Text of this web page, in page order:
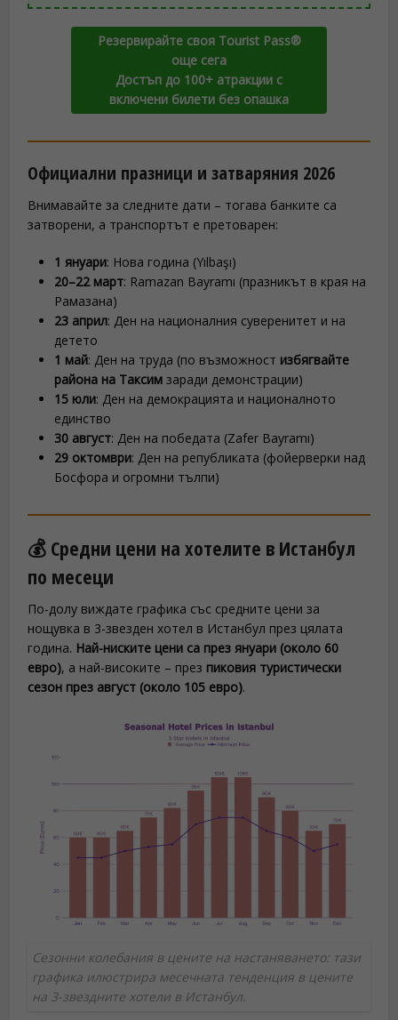
Резервирайте своя Tourist Pass®
още сега
Достъп до 100+ атракции с
включени билети без опашка
Официални празници и затваряния 2026
Внимавайте за следните дати – тогава банките са
затворени, а транспортът е претоварен:
1 януари: Нова година (Yılbaşı)
20–22 март: Ramazan Bayramı (празникът в края на
Рамазана)
23 април: Ден на националния суверенитет и на
детето
1 май: Ден на труда (по възможност избягвайте
района на Таксим заради демонстрации)
15 юли: Ден на демокрацията и националното
единство
30 август: Ден на победата (Zafer Bayramı)
29 октомври: Ден на републиката (фойерверки над
Босфора и огромни тълпи)
💰 Средни цени на хотелите в Истанбул
по месеци
По-долу виждате графика със средните цени за
нощувка в 3-звезден хотел в Истанбул през цялата
година. Най-ниските цени са през януари (около 60
евро), а най-високите – през пиковия туристически
сезон през август (около 105 евро).
Сезонни колебания в цените на настаняването: тази
графика илюстрира месечната тенденция в цените
на 3-звездните хотели в Истанбул.